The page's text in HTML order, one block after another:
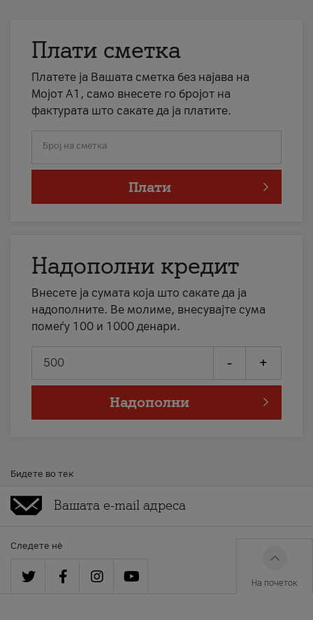
Плати сметка
Платете ја Вашата сметка без најава на
Мојот А1, само внесете го бројот на
фактурата што сакате да ја платите.
Број на сметка
Плати
Надополни кредит
Внесете ја сумата која што сакате да ја
надополните. Ве молиме, внесувајте сума
помеѓу 100 и 1000 денари.
- +
Надополни
Бидете во тек
Следете нè
На почеток